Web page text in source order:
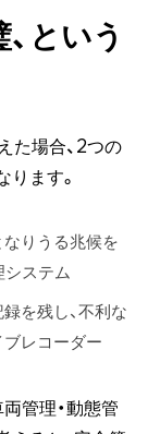
という
た場合、2つの
ます。
なりうる兆候を
システム
を残し、不利な
ブレコーダー
管理・動態管